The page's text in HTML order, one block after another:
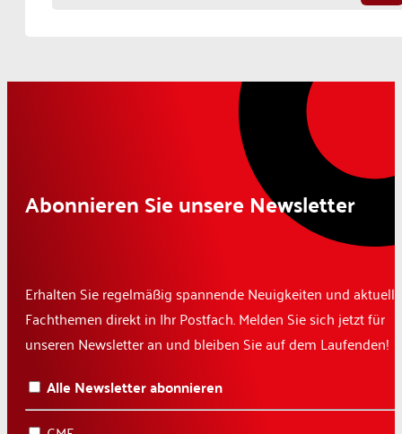
Abonnieren Sie unsere Newsletter
Erhalten Sie regelmäßig spannende Neuigkeiten und aktuelle
Fachthemen direkt in Ihr Postfach. Melden Sie sich jetzt für
unseren Newsletter an und bleiben Sie auf dem Laufenden!
Alle Newsletter abonnieren